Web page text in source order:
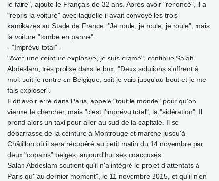
le faire", ajoute le Français de 32 ans. Après avoir "renoncé", il a
"repris la voiture" avec laquelle il avait convoyé les trois
kamikazes au Stade de France. "Je roule, je roule, je roule", mais
la voiture "tombe en panne".
- "Imprévu total" -
"Avec une ceinture explosive, je suis cramé", continue Salah
Abdeslam, très prolixe dans le box. "Deux solutions s'offrent à
moi: soit je rentre en Belgique, soit je vais jusqu'au bout et je me
fais exploser".
Il dit avoir erré dans Paris, appelé "tout le monde" pour qu'on
vienne le chercher, mais "c'est l'imprévu total", la "sidération". Il
prend alors un taxi pour aller au sud de la capitale. Il se
débarrasse de la ceinture à Montrouge et marche jusqu'à
Châtillon où il sera récupéré au petit matin du 14 novembre par
deux "copains" belges, aujourd'hui ses coaccusés.
Salah Abdeslam soutient qu'il n'a intégré le projet d'attentats à
Paris qu'"au dernier moment", le 11 novembre 2015, et qu'il n'en